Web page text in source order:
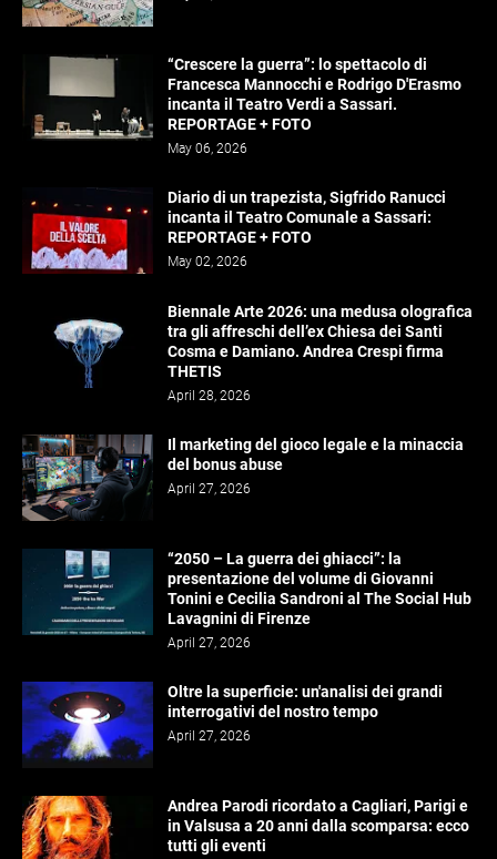
“Crescere la guerra”: lo spettacolo di
Francesca Mannocchi e Rodrigo D'Erasmo
incanta il Teatro Verdi a Sassari.
REPORTAGE + FOTO
May 06, 2026
Diario di un trapezista, Sigfrido Ranucci
incanta il Teatro Comunale a Sassari:
REPORTAGE + FOTO
May 02, 2026
Biennale Arte 2026: una medusa olografica
tra gli affreschi dell’ex Chiesa dei Santi
Cosma e Damiano. Andrea Crespi firma
THETIS
April 28, 2026
Il marketing del gioco legale e la minaccia
del bonus abuse
April 27, 2026
“2050 – La guerra dei ghiacci”: la
presentazione del volume di Giovanni
Tonini e Cecilia Sandroni al The Social Hub
Lavagnini di Firenze
April 27, 2026
Oltre la superficie: un'analisi dei grandi
interrogativi del nostro tempo
April 27, 2026
Andrea Parodi ricordato a Cagliari, Parigi e
in Valsusa a 20 anni dalla scomparsa: ecco
tutti gli eventi